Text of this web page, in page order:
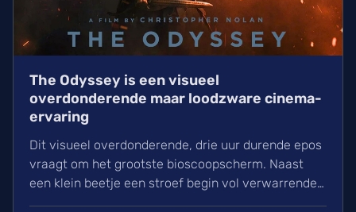
The Odyssey is een visueel
overdonderende maar loodzware cinema-
ervaring
Dit visueel overdonderende, drie uur durende epos
vraagt om het grootste bioscoopscherm. Naast
een klein beetje een stroef begin vol verwarrende
flashbacks en wisselend acteerwerk, evolueert de